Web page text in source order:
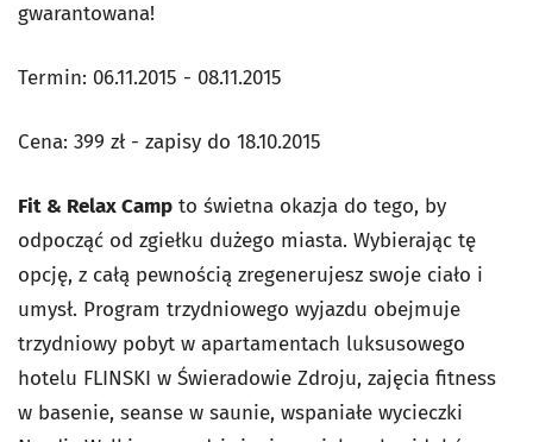
gwarantowana!
Termin: 06.11.2015 - 08.11.2015
Cena: 399 zł - zapisy do 18.10.2015
Fit & Relax Camp to świetna okazja do tego, by
odpocząć od zgiełku dużego miasta. Wybierając tę
opcję, z całą pewnością zregenerujesz swoje ciało i
umysł. Program trzydniowego wyjazdu obejmuje
trzydniowy pobyt w apartamentach luksusowego
hotelu FLINSKI w Świeradowie Zdroju, zajęcia fitness
w basenie, seanse w saunie, wspaniałe wycieczki